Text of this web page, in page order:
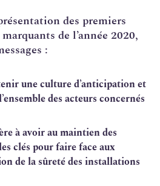
des premiers
de l’année 2020,
:
une culture d’anticipation et
des acteurs concernés
à avoir au maintien des
clés pour faire face aux
de la sûreté des installations